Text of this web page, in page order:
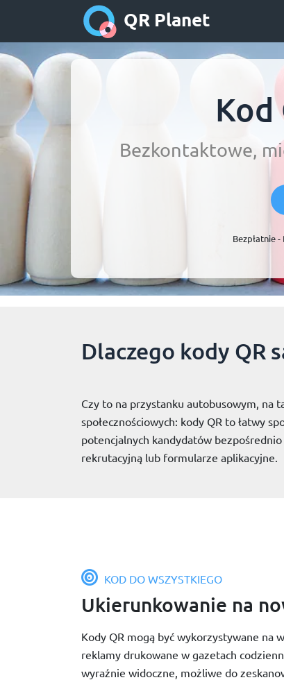
QR Planet
Bezkontaktowe,
Bezpłatnie
Dlaczego kody QR
Czy to na przystanku autobusowym, na
społecznościowych: kody QR to łatwy
potencjalnych kandydatów
rekrutacyjną lub formularze aplikacyjne.
KOD DO WSZYSTKIEGO
Ukierunkowanie na
Kody QR mogą być wykorzystywane na
reklamy drukowane w gazetach
wyraźnie widoczne, możliwe do